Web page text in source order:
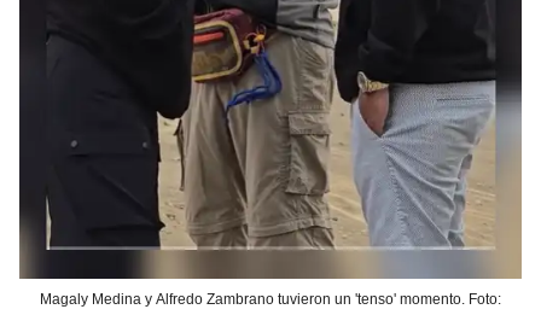
Magaly Medina y Alfredo Zambrano tuvieron un 'tenso' momento. Foto: